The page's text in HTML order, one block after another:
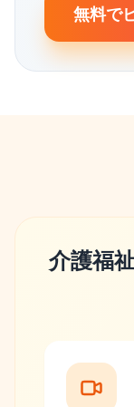
無料で
介護福